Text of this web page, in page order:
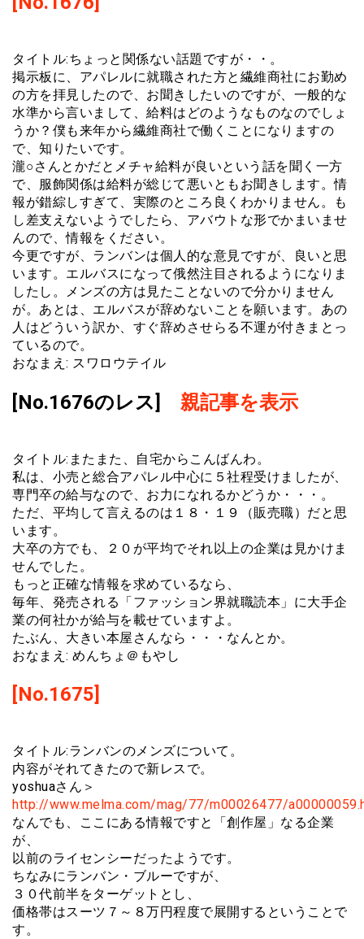
タイトル:ちょっと関係ない話題ですが・・。
掲示板に、アパレルに就職された方と繊維商社にお勤め
の方を拝見したので、お聞きしたいのですが、一般的な
水準から言いまして、給料はどのようなものなのでしょ
うか？僕も来年から繊維商社で働くことになりますの
で、知りたいです。
瀧○さんとかだとメチャ給料が良いという話を聞く一方
で、服飾関係は給料が総じて悪いともお聞きします。情
報が錯綜しすぎて、実際のところ良くわかりません。も
し差支えないようでしたら、アバウトな形でかまいませ
んので、情報をください。
今更ですが、ランバンは個人的な意見ですが、良いと思
います。エルバスになって俄然注目されるようになりま
したし。メンズの方は見たことないので分かりません
が。あとは、エルバスが辞めないことを願います。あの
人はどういう訳か、すぐ辞めさせらる不運が付きまとっ
ているので。
おなまえ: スワロウテイル
[No.1676のレス] 親記事を表示
タイトル:またまた、自宅からこんばんわ。
私は、小売と総合アパレル中心に５社程受けましたが、
専門卒の給与なので、お力になれるかどうか・・・。
ただ、平均して言えるのは１８・１９（販売職）だと思
います。
大卒の方でも、２０が平均でそれ以上の企業は見かけま
せんでした。
もっと正確な情報を求めているなら、
毎年、発売される「ファッション界就職読本」に大手企
業の何社かが給与を載せていますよ。
たぶん、大きい本屋さんなら・・・なんとか。
おなまえ: めんちょ＠もやし
[No.1675]
タイトル:ランバンのメンズについて。
内容がそれてきたので新レスで。
yoshuaさん＞
http://www.melma.com/mag/77/m00026477/
なんでも、ここにある情報ですと「創作屋」なる企業
が、
以前のライセンシーだったようです。
ちなみにランバン・ブルーですが、
３０代前半をターゲットとし、
価格帯はスーツ７～８万円程度で展開するということで
す。